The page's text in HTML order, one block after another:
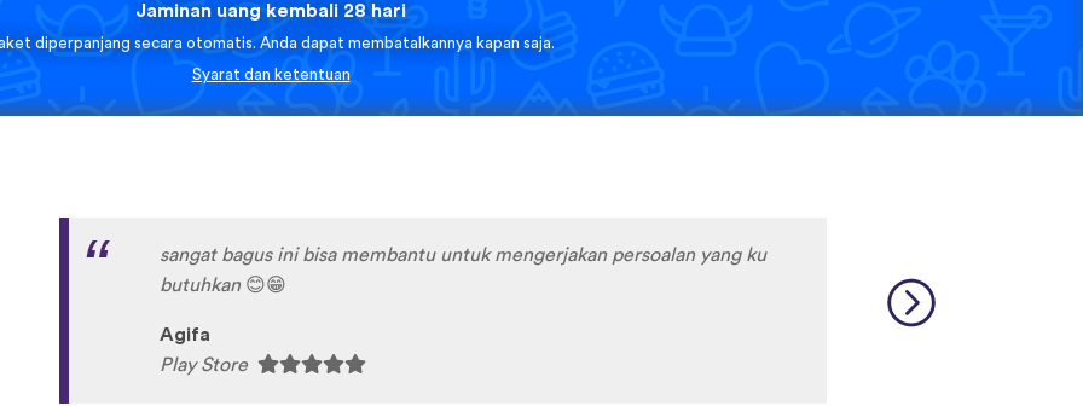
Jaminan uang kembali 28 hari
diperpanjang secara otomatis. Anda dapat membatalkannya kapan saja.
Syarat dan ketentuan
sangat bagus ini bisa membantu untuk mengerjakan persoalan yang ku
butuhkan 😊😁
Agifa
Play Store